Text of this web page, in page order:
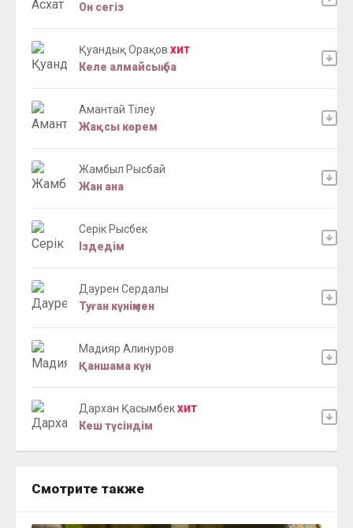
Он сегіз
Қуандық Орақов ХИТ
Келе алмайсың ба
Амантай Тілеу
Жақсы көрем
Жамбыл Рысбай
Жан ана
Серік Рысбек
Іздедім
Даурен Сердалы
Туған күніңмен
Мадияр Алинуров
Қаншама күн
Дархан Қасымбек ХИТ
Кеш түсіндім
Смотрите также